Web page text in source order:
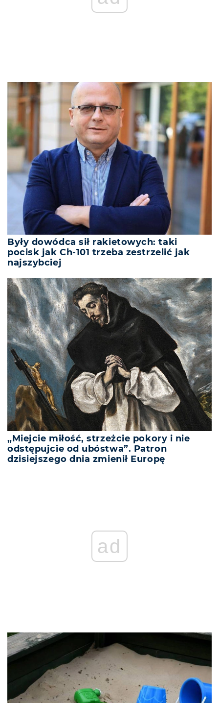
Były dowódca sił rakietowych: taki
pocisk jak Ch-101 trzeba zestrzelić jak
najszybciej
„Miejcie miłość, strzeżcie pokory i nie
odstępujcie od ubóstwa”. Patron
dzisiejszego dnia zmienił Europę
ad